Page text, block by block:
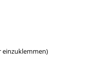
einzuklemmen)